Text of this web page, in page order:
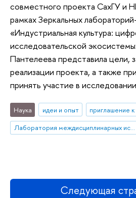
совместного проекта СахГУ
рамках Зеркальных
«Индустриальная культура:
исследовательской
Пантелеева представила цели,
реализации проекта, а также
принять участие в
Наука идеи и опыт
приглашение
Лаборатория междисциплинарных исследований по антропологии труда
Следующая